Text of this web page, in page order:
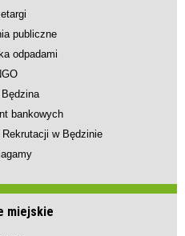
publiczne
odpadami
Będzina
bankowych
w Będzinie
miejskie